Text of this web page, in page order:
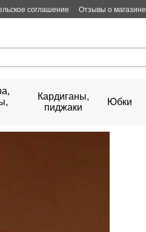
соглашение Отзывы о магазине
Кардиганы,
пиджаки
Юбки